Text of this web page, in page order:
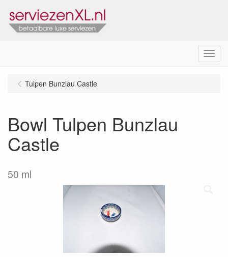
Menu
Tulpen Bunzlau Castle
Bowl Tulpen Bunzlau
Castle
50 ml